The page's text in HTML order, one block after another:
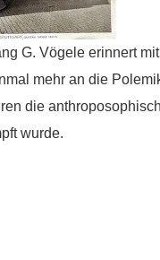
G. Vögele erinnert mit
mehr an die
die
wurde.